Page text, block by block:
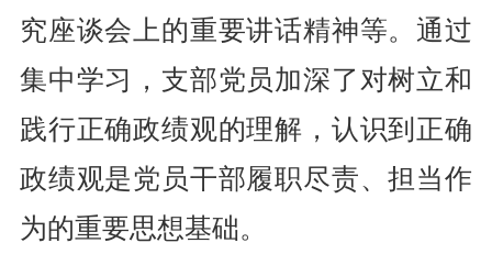
究座谈会上的重要讲话精神等。通过
集中学习，支部党员加深了对树立和
践行正确政绩观的理解，认识到正确
政绩观是党员干部履职尽责、担当作
为的重要思想基础。